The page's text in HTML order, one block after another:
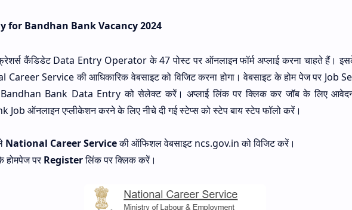
for Bandhan Bank Vacancy 2024
कैंडिडेट Data Entry Operator के 47 पोस्ट पर ऑनलाइन फॉर्म अप्लाई करना चाहते हैं।
Service की आधिकारिक वेबसाइट को विजिट करना होगा। वेबसाइट के होम पेज पर Job
Bank Data Entry को सेलेक्ट करें। अप्लाई लिंक पर क्लिक कर जॉब के लिए
Job ऑनलाइन एप्लीकेशन करने के लिए नीचे दी गई स्टेप्स को स्टेप बाय स्टेप फॉलो करें।
National Career Serviceकी ऑफिशल वेबसाइट ncs.gov.in को विजिट करें।
होमपेज परRegisterलिंक पर क्लिक करें।